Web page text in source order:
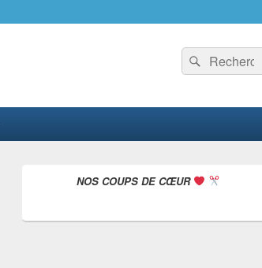
Recherche :
Rechercher
pour
NOS COUPS DE CŒUR